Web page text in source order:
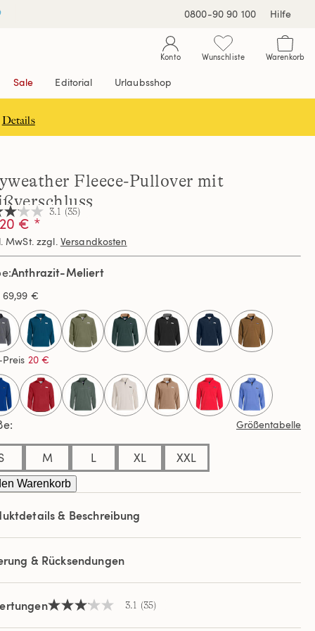
0800-90 90 100 Hilfe
Konto Wunschliste Warenkorb
Sale Editorial Urlaubsshop
Details
Fleece-Pullover mit
3.1 (35)
€ *
MwSt. zzgl. Versandkosten
Anthrazit-Meliert
69,99 €
selected
20 €
Größentabelle
M L XL XXL
Warenkorb
& Beschreibung
& Rücksendungen
3.1 3.1 (35)